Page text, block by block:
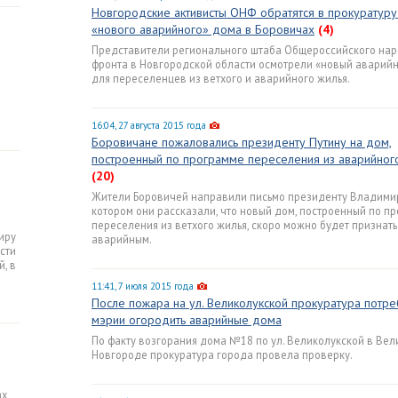
в
Новгородские активисты ОНФ обратятся в
«нового аварийного» дома в Боровичах (4)
Представители регионального штаба Общероссийского
фронта в Новгородской области осмотрели «новый
для переселенцев из ветхого и аварийного жилья.
16:04, 27 августа 2015 года
Боровичане пожаловались президенту Путину на дом,
построенный по программе переселения из
(20)
Жители Боровичей направили письмо президенту
котором они рассказали, что новый дом, построенный по
переселения из ветхого жилья, скоро можно будет признать
аварийным.
11:41, 7 июля 2015 года
После пожара на ул. Великолукской прокуратура
мэрии огородить аварийные дома
По факту возгорания дома №18 по ул. Великолукской в
Новгороде прокуратура города провела проверку.